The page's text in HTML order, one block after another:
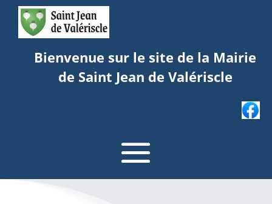
Bienvenue sur le site de la Mairie
de Saint Jean de Valériscle